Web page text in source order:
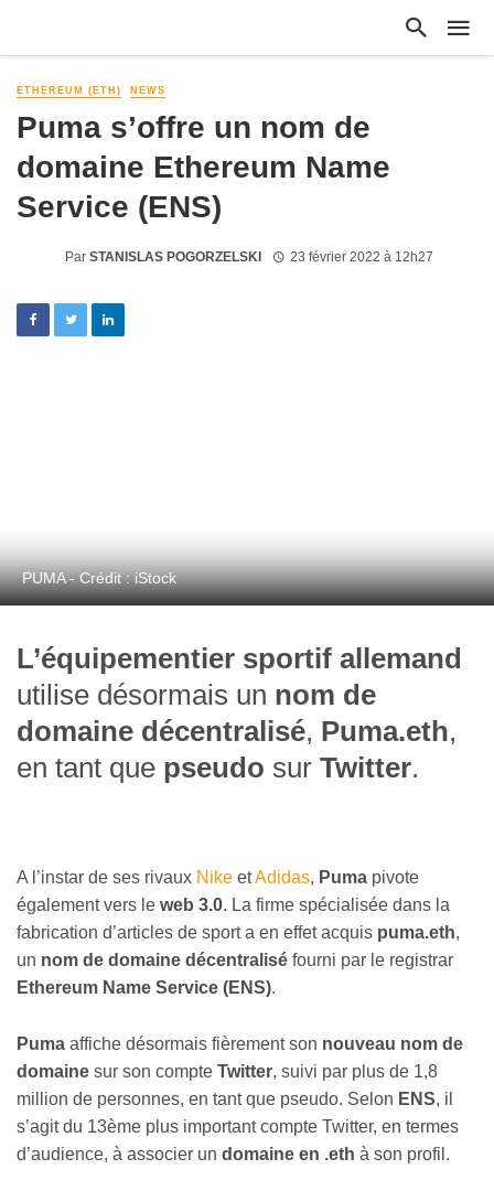
ETHEREUM (ETH) NEWS
Puma s’offre un nom de
domaine Ethereum Name
Service (ENS)
Par STANISLAS POGORZELSKI 23 février 2022 à 12h27
PUMA - Crédit : iStock
L’équipementier sportif allemand
utilise désormais un nom de
domaine décentralisé, Puma.eth,
en tant que pseudo sur Twitter.
A l’instar de ses rivaux Nike etAdidas, Puma pivote
également vers le web 3.0. La firme spécialisée dans la
fabrication d’articles de sport a en effet acquis puma.eth,
un nom de domaine décentralisé fourni par le registrar
Ethereum Name Service (ENS).
Puma affiche désormais fièrement son nouveau nom de
domaine sur son compte Twitter, suivi par plus de 1,8
million de personnes, en tant que pseudo. Selon ENS, il
s’agit du 13ème plus important compte Twitter, en termes
d’audience, à associer un domaine en .eth à son profil.